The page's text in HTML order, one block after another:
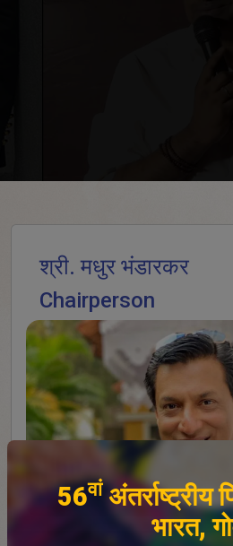
56वांअंतर्राष्ट्रीय
भारत,
श्री. मधुर भंडारकर
Chairperson